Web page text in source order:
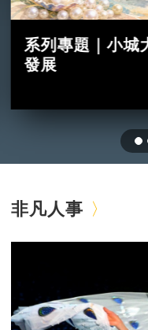
系列專題｜小城
發展
非凡人事